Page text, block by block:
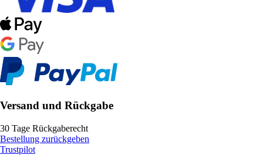
Versand und Rückgabe
30 Tage Rückgaberecht
Bestellung zurückgeben
Trustpilot